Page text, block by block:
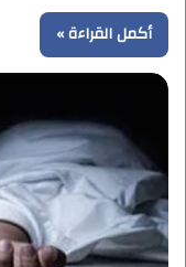
أكمل القراءة »